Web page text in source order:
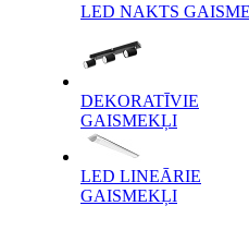
LED NAKTS
DEKORATĪVIE
GAISMEKĻI
LED LINEĀRIE
GAISMEKĻI